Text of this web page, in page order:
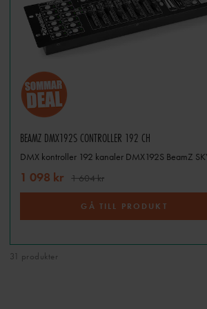
Med
BEAMZ DMX192S CONTROLLER 192 CH
1 098 kr 1 604 kr
GÅ TILL PRODUKT
31 produkter